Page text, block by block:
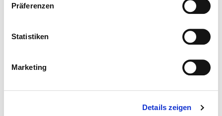
Präferenzen
Statistiken
Marketing
Details zeigen